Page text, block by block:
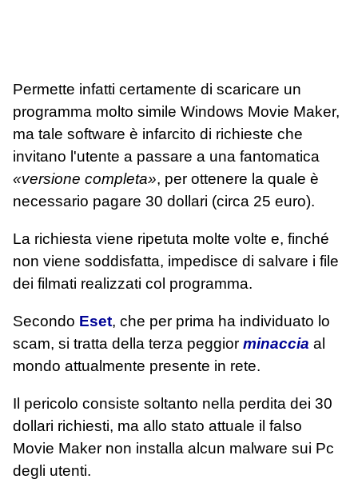
Permette infatti certamente di scaricare un
programma molto simile Windows Movie Maker,
ma tale software è infarcito di richieste che
invitano l'utente a passare a una fantomatica
«versione completa», per ottenere la quale è
necessario pagare 30 dollari (circa 25 euro).
La richiesta viene ripetuta molte volte e, finché
non viene soddisfatta, impedisce di salvare i file
dei filmati realizzati col programma.
Secondo Eset, che per prima ha individuato lo
scam, si tratta della terza peggior minaccia al
mondo attualmente presente in rete.
Il pericolo consiste soltanto nella perdita dei 30
dollari richiesti, ma allo stato attuale il falso
Movie Maker non installa alcun malware sui Pc
degli utenti.